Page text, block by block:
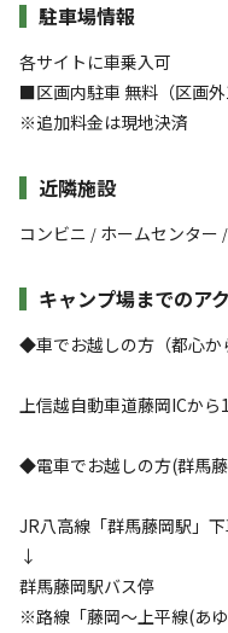
駐車場情報
各サイトに車乗入可
■区画内駐車 無料（区画
※追加料金は現地決済
近隣施設
コンビニ / ホームセンター /
キャンプ場までのア
◆車でお越しの方（都心か
上信越自動車道藤岡ICから
◆電車でお越しの方(群馬
JR八高線「群馬藤岡駅」
↓
群馬藤岡駅バス停
※路線「藤岡〜上平線(あ